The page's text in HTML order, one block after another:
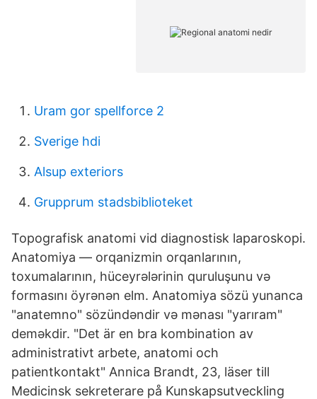
Uram gor spellforce 2
Sverige hdi
Alsup exteriors
Grupprum stadsbiblioteket
Topografisk anatomi vid diagnostisk laparoskopi.
Anatomiya — orqanizmin orqanlarının,
toxumalarının, hüceyrələrinin quruluşunu və
formasını öyrənən elm. Anatomiya sözü yunanca
"anatemno" sözündəndir və mənası "yarıram"
deməkdir. "Det är en bra kombination av
administrativt arbete, anatomi och
patientkontakt" Annica Brandt, 23, läser till
Medicinsk sekreterare på Kunskapsutveckling